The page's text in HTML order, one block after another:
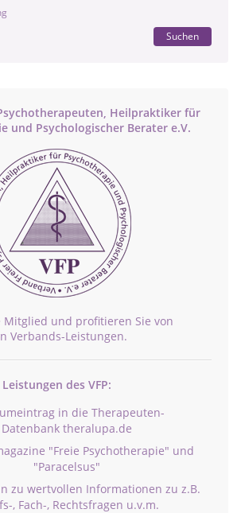
Suchen
Heilpraktiker für
und Psychologischer Berater e.V.
Mitglied und profitieren Sie von
Verbands-Leistungen.
Leistungen des VFP:
in die Therapeuten-
Datenbank theralupa.de
"Freie Psychotherapie" und
"Paracelsus"
zu wertvollen Informationen zu z.B.
, Fach-, Rechtsfragen u.v.m.